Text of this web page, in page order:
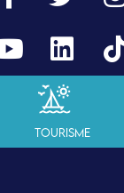
Tourisme